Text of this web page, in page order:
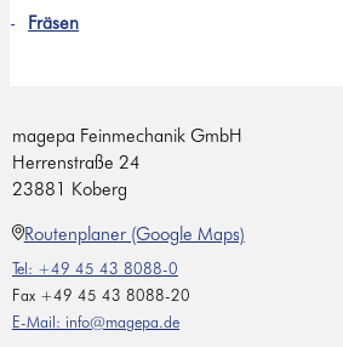
Fräsen
magepa Feinmechanik GmbH
Herrenstraße 24
23881 Koberg
Routenplaner (Google Maps)
Tel: +49 45 43 8088-0
Fax +49 45 43 8088-20
E-Mail: info@magepa.de